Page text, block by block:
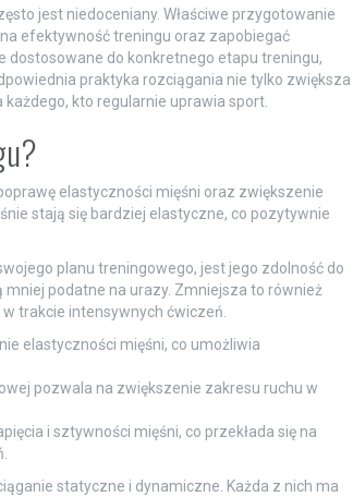
jest niedoceniany. Właściwe przygotowanie
efektywność treningu oraz zapobiegać
dostosowane do konkretnego etapu treningu,
praktyka rozciągania nie tylko zwiększa
kto regularnie uprawia sport.
elastyczności mięśni oraz zwiększenie
stają się bardziej elastyczne, co pozytywnie
planu treningowego, jest jego zdolność do
podatne na urazy. Zmniejsza to również
trakcie intensywnych ćwiczeń.
elastyczności mięśni, co umożliwia
pozwala na zwiększenie zakresu ruchu w
i sztywności mięśni, co przekłada się na
statyczne i dynamiczne. Każda z nich ma